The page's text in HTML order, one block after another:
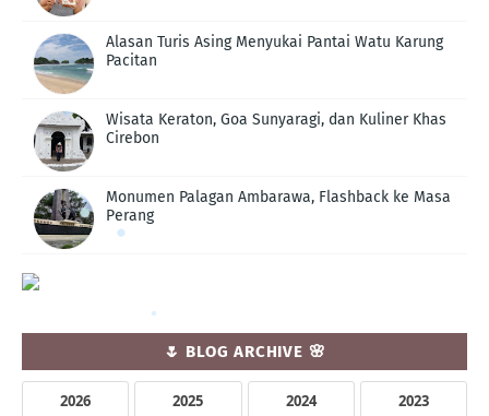
Alasan Turis Asing Menyukai Pantai Watu Karung
Pacitan
Wisata Keraton, Goa Sunyaragi, dan Kuliner Khas
Cirebon
Monumen Palagan Ambarawa, Flashback ke Masa
Perang
🌷 BLOG ARCHIVE 🌸
2026 2025 2024 2023